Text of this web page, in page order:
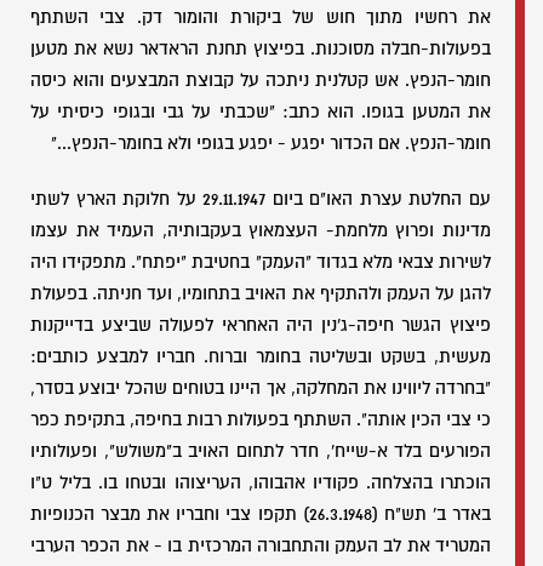
את רחשיו מתוך חוש של ביקורת והומור דק. צבי השתתף
בפעולות-חבלה מסוכנות. בפיצוץ תחנת הראדאר נשא את מטען
חומר-הנפץ. אש קטלנית ניתכה על קבוצת המבצעים והוא כיסה
את המטען בגופו. הוא כתב: "שכבתי על גבי ובגופי כיסיתי על
חומר-הנפץ. אם הכדור יפגע - יפגע בגופי ולא בחומר-הנפץ..."
עם החלטת עצרת האו"ם ביום 29.11.1947 על חלוקת הארץ לשתי
מדינות ופרוץ מלחמת- העצמאוץ בעקבותיה, העמיד את עצמו
לשירות צבאי מלא בגדוד "העמק" בחטיבת "יפתח". מתפקידו היה
להגן על העמק ולהתקיף את האויב בתחומיו, ועד חניתה. בפעולת
פיצוץ הגשר חיפה-ג'נין היה האחראי לפעולה שביצע בדייקנות
מעשית, בשקט ובשליטה בחומר וברוח. חבריו למבצע כותבים:
"בחרדה ליווינו את המחלקה, אך היינו בטוחים שהכל יבוצע בסדר,
כי צבי הכין אותה". השתתף בפעולות רבות בחיפה, בתקיפת כפר
הפורעים בלד א-שייח', חדר לתחום האויב ב"משולש", ופעולותיו
הוכתרו בהצלחה. פקודיו אהבוהו, העריצוהו ובטחו בו. בליל ט"ו
באדר ב' תש"ח (26.3.1948) תקפו צבי וחבריו את מבצר הכנופיות
המטריד את לב העמק והתחבורה המרכזית בו - את הכפר הערבי